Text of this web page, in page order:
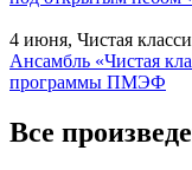
4 июня, Чистая
Ансамбль «Чистая
программы ПМЭФ
Все